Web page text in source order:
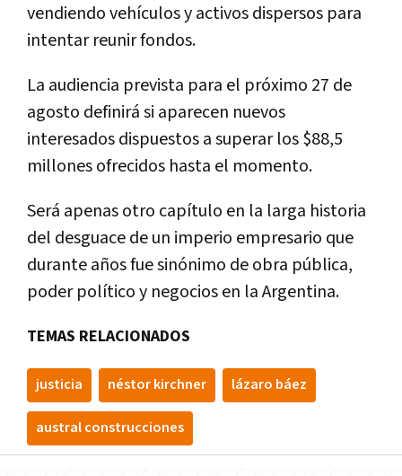
vendiendo vehículos y activos dispersos para
intentar reunir fondos.
La audiencia prevista para el próximo 27 de
agosto definirá si aparecen nuevos
interesados dispuestos a superar los $88,5
millones ofrecidos hasta el momento.
Será apenas otro capítulo en la larga historia
del desguace de un imperio empresario que
durante años fue sinónimo de obra pública,
poder político y negocios en la Argentina.
TEMAS RELACIONADOS
justicia néstor kirchner lázaro báez
austral construcciones